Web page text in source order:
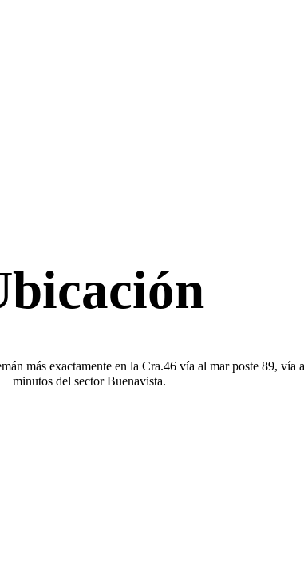
más exactamente en la Cra.46 vía al mar poste 89,
minutos del sector Buenavista.